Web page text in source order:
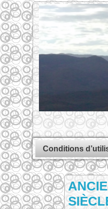
Conditions